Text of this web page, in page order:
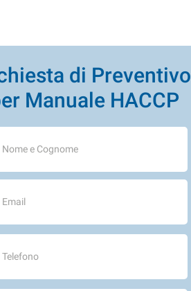
di Preventivo
Manuale HACCP